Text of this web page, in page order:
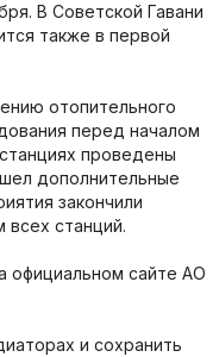
В Советской Гавани
также в первой
отопительного
перед началом
проведены
дополнительные
закончили
всех станций.
официальном сайте АО
и сохранить